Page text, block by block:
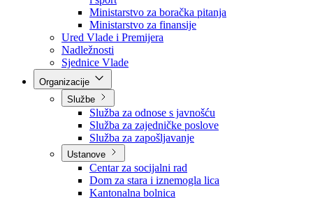
zaštitu okoline
Ministarstvo za obrazovanje, mlade, nauku,
i sport
Ministarstvo za boračka pitanja
Ministarstvo za finansije
Ured Vlade i Premijera
Nadležnosti
Sjednice Vlade
Službe
Služba za odnose s javnošću
Služba za zajedničke poslove
Služba za zapošljavanje
Ustanove